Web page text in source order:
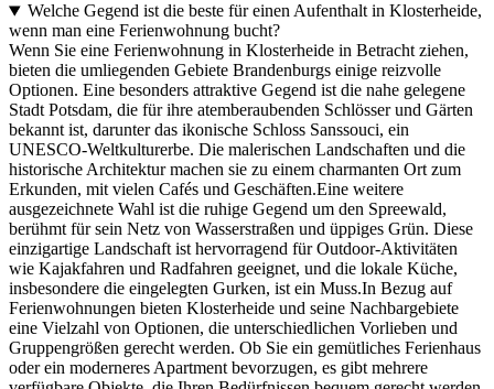
Welche Gegend ist die beste für einen Aufenthalt in Klosterheide,
wenn man eine Ferienwohnung bucht?
Wenn Sie eine Ferienwohnung in Klosterheide in Betracht ziehen,
bieten die umliegenden Gebiete Brandenburgs einige reizvolle
Optionen. Eine besonders attraktive Gegend ist die nahe gelegene
Stadt Potsdam, die für ihre atemberaubenden Schlösser und Gärten
bekannt ist, darunter das ikonische Schloss Sanssouci, ein
UNESCO-Weltkulturerbe. Die malerischen Landschaften und die
historische Architektur machen sie zu einem charmanten Ort zum
Erkunden, mit vielen Cafés und Geschäften.Eine weitere
ausgezeichnete Wahl ist die ruhige Gegend um den Spreewald,
berühmt für sein Netz von Wasserstraßen und üppiges Grün. Diese
einzigartige Landschaft ist hervorragend für Outdoor-Aktivitäten
wie Kajakfahren und Radfahren geeignet, und die lokale Küche,
insbesondere die eingelegten Gurken, ist ein Muss.In Bezug auf
Ferienwohnungen bieten Klosterheide und seine Nachbargebiete
eine Vielzahl von Optionen, die unterschiedlichen Vorlieben und
Gruppengrößen gerecht werden. Ob Sie ein gemütliches Ferienhaus
oder ein moderneres Apartment bevorzugen, es gibt mehrere